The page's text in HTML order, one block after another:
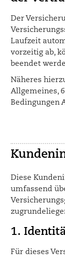
Der
Laufzeit
vorzeitig ab,
beendet
Näheres
Allgemeines,
Bedingungen
Diese
umfassend
1.
Für dieses